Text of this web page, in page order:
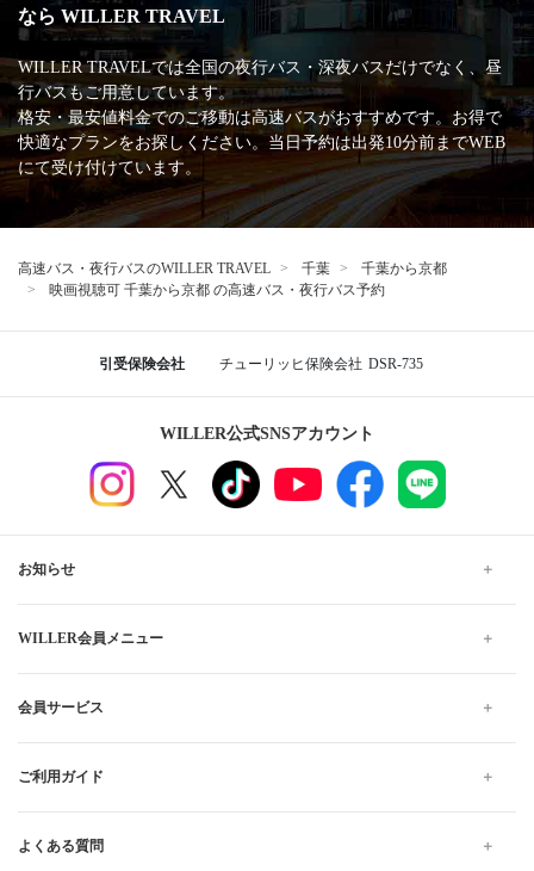
なら WILLER TRAVEL
WILLER TRAVELでは全国の夜行バス・深夜バスだけでなく、昼
行バスもご用意しています。
格安・最安値料金でのご移動は高速バスがおすすめです。お得で
快適なプランをお探しください。当日予約は出発10分前までWEB
にて受け付けています。
高速バス・夜行バスのWILLER TRAVEL 千葉
千葉から京都
映画視聴可 千葉から京都 の高速バス・夜行バス予約
引受保険会社 チューリッヒ保険会社 DSR-735
WILLER公式SNSアカウント
お知らせ
WILLER会員メニュー
会員サービス
ご利用ガイド
よくある質問